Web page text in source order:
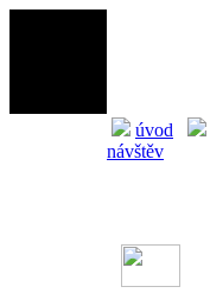
úvod
návštěv